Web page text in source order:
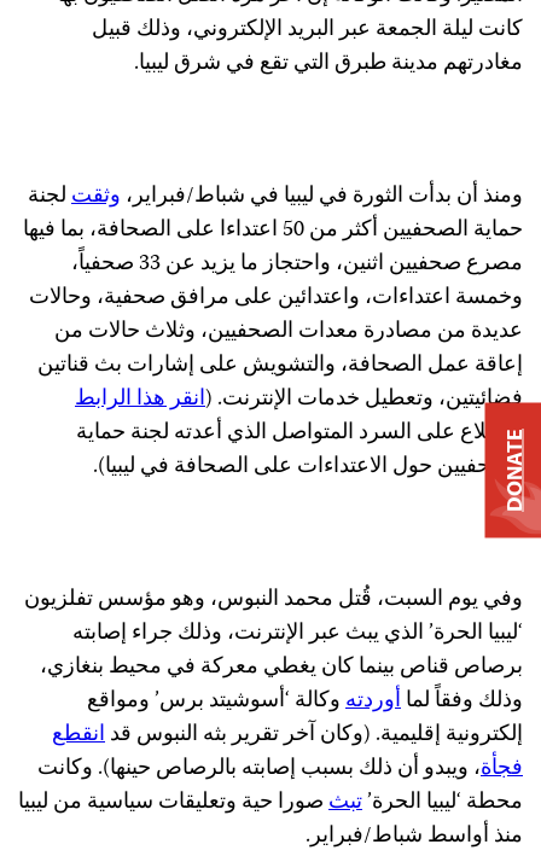
كانت ليلة الجمعة عبر البريد الإلكتروني، وذلك قبيل
مغادرتهم مدينة طبرق التي تقع في شرق ليبيا.
ومنذ أن بدأت الثورة في ليبيا في شباط/فبراير، وثقتلجنة
حماية الصحفيين أكثر من 50 اعتداءا على الصحافة، بما فيها
مصرع صحفيين اثنين، واحتجاز ما يزيد عن 33 صحفياً،
وخمسة اعتداءات، واعتدائين على مرافق صحفية، وحالات
عديدة من مصادرة معدات الصحفيين، وثلاث حالات من
إعاقة عمل الصحافة، والتشويش على إشارات بث قناتين
فضائيتين، وتعطيل خدمات الإنترنت. (انقر هذا الرابط
للاطلاع على السرد المتواصل الذي أعدته لجنة حماية
الصحفيين حول الاعتداءات على الصحافة في ليبيا).
وفي يوم السبت، قُتل محمد النبوس، وهو مؤسس تفلزيون
‘ليبيا الحرة’ الذي يبث عبر الإنترنت، وذلك جراء إصابته
برصاص قناص بينما كان يغطي معركة في محيط بنغازي،
وذلك وفقاً لماأوردتهوكالة ‘أسوشيتد برس’ ومواقع
إلكترونية إقليمية. (وكان آخر تقرير بثه النبوس قدانقطع
فجأة، ويبدو أن ذلك بسبب إصابته بالرصاص حينها). وكانت
محطة ‘ليبيا الحرة’تبثصورا حية وتعليقات سياسية من ليبيا
منذ أواسط شباط/فبراير.
DONATE